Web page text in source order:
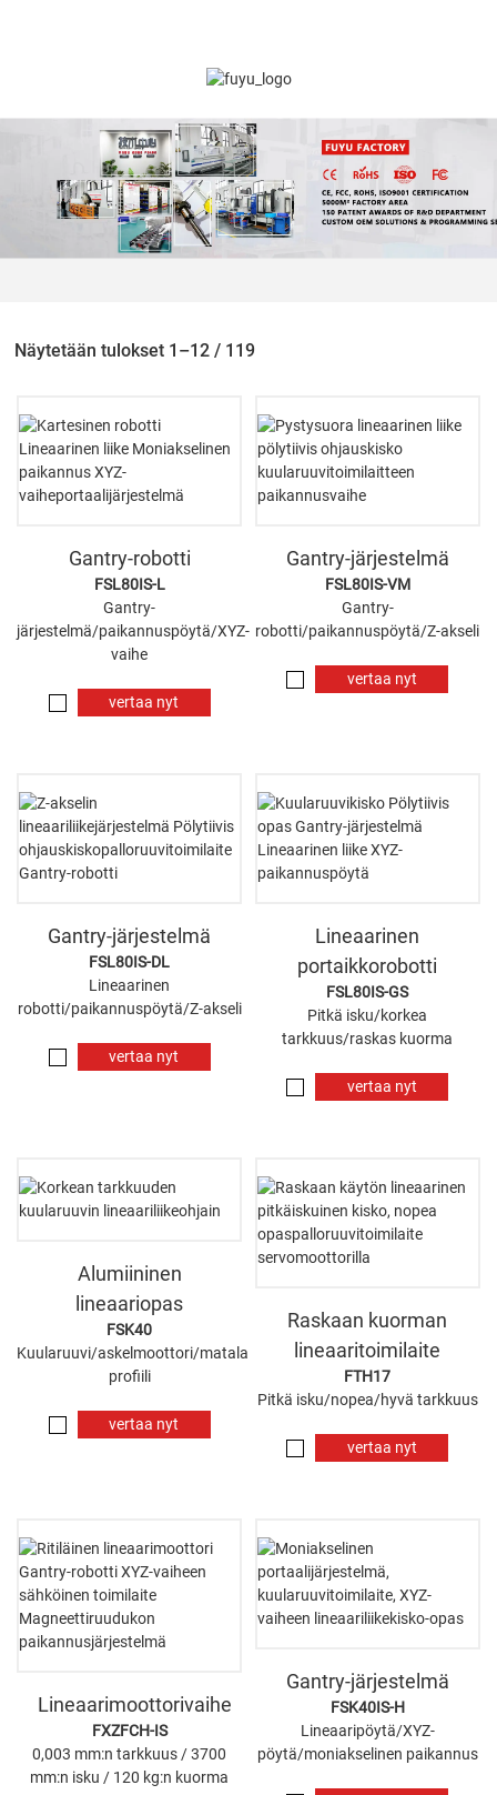
Näytetään tulokset 1–12 / 119
Gantry-robotti
FSL80IS-L
Gantry-
järjestelmä/paikannuspöytä/XYZ-
vaihe
vertaa nyt
Gantry-järjestelmä
FSL80IS-VM
Gantry-
robotti/paikannuspöytä/Z-akseli
vertaa nyt
Gantry-järjestelmä
FSL80IS-DL
Lineaarinen
robotti/paikannuspöytä/Z-akseli
vertaa nyt
Lineaarinen
portaikkorobotti
FSL80IS-GS
Pitkä isku/korkea
tarkkuus/raskas kuorma
vertaa nyt
Alumiininen
lineaariopas
FSK40
Kuularuuvi/askelmoottori/matala
profiili
vertaa nyt
Raskaan kuorman
lineaaritoimilaite
FTH17
Pitkä isku/nopea/hyvä tarkkuus
vertaa nyt
Lineaarimoottorivaihe
FXZFCH-IS
0,003 mm:n tarkkuus / 3700
mm:n isku / 120 kg:n kuorma
Gantry-järjestelmä
FSK40IS-H
Lineaaripöytä/XYZ-
pöytä/moniakselinen paikannus